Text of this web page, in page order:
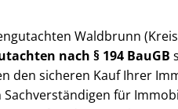
Waldbrunn
nach § 194 BauGB
den sicheren Kauf Ihrer
Sach­ver­stän­di­gen für